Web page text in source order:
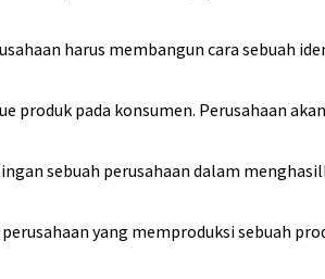
harus membangun cara sebuah
produk pada konsumen. Perusahaan
sebuah perusahaan dalam
yang memproduksi sebuah